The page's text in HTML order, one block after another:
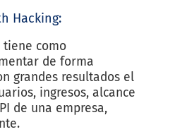
Hacking:
tiene como
de forma
grandes resultados el
ingresos, alcance
de una empresa,